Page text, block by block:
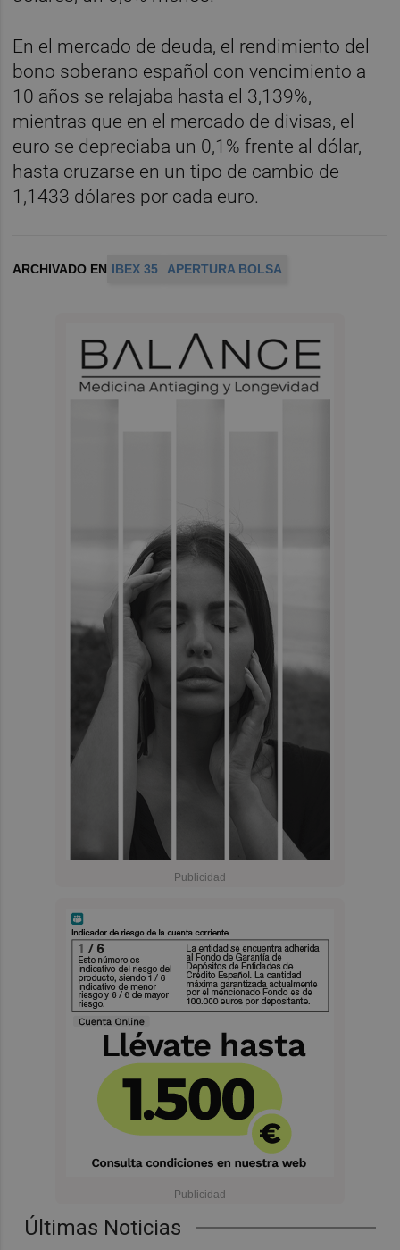
Últimas Noticias
En el mercado de deuda, el rendimiento del
bono soberano español con vencimiento a
10 años se relajaba hasta el 3,139%,
mientras que en el mercado de divisas, el
euro se depreciaba un 0,1% frente al dólar,
hasta cruzarse en un tipo de cambio de
1,1433 dólares por cada euro.
ARCHIVADO EN IBEX 35 APERTURA BOLSA